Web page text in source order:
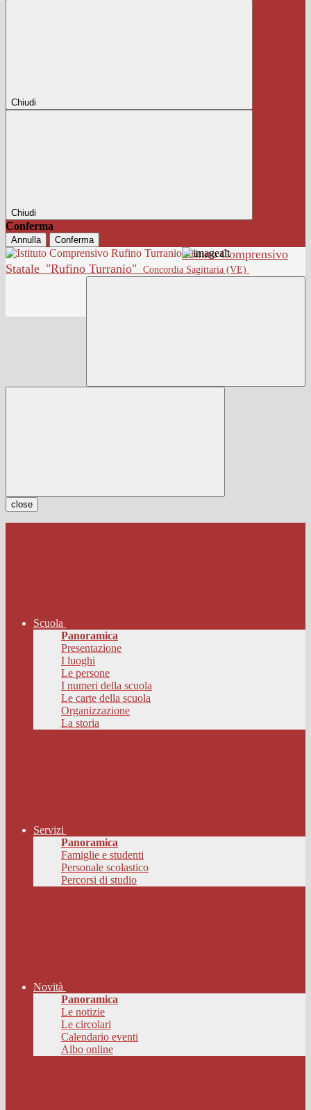
Chiudi
Chiudi
Conferma
Annulla Conferma
Istituto Comprensivo
Statale "Rufino Turranio" Concordia Sagittaria (VE)
close
Scuola
Panoramica
Presentazione
I luoghi
Le persone
I numeri della scuola
Le carte della scuola
Organizzazione
La storia
Servizi
Panoramica
Famiglie e studenti
Personale scolastico
Percorsi di studio
Novità
Panoramica
Le notizie
Le circolari
Calendario eventi
Albo online